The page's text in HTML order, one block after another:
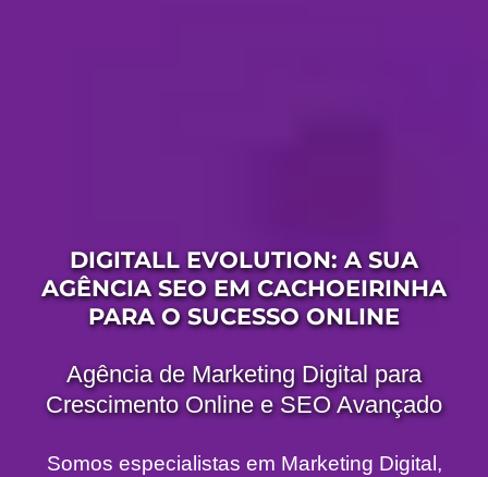
DIGITALL EVOLUTION: A SUA
AGÊNCIA SEO EM CACHOEIRINHA
PARA O SUCESSO ONLINE
Agência de Marketing Digital para
Crescimento Online e SEO Avançado
Somos especialistas em Marketing Digital,